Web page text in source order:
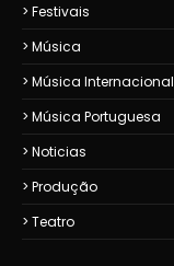
Festivais
Música
Música Internacional
Música Portuguesa
Noticias
Produção
Teatro